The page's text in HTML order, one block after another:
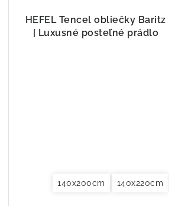
260x240cm Obliečky na
200x200cm 200x220cm
HEFEL Tencel obliečky Baritz
| Luxusné posteľné prádlo
140x200cm 140x220cm